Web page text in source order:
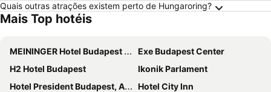
Quais outras atrações existem perto de Hungaroring?
Mais Top hotéis
MEININGER Hotel Budapest Great Market Hall
Exe Budapest Center
H2 Hotel Budapest
Ikonik Parlament
Hotel President Budapest, Affiliated by Meliá
Hotel City Inn